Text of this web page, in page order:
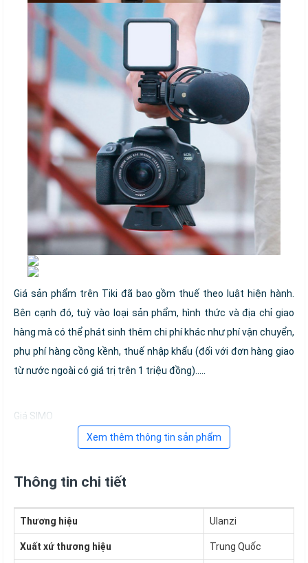
Giá sản phẩm trên Tiki đã bao gồm thuế theo luật hiện hành.
Bên cạnh đó, tuỳ vào loại sản phẩm, hình thức và địa chỉ giao
hàng mà có thể phát sinh thêm chi phí khác như phí vận chuyển,
phụ phí hàng cồng kềnh, thuế nhập khẩu (đối với đơn hàng giao
từ nước ngoài có giá trị trên 1 triệu đồng).....
Giá SIMO
Xem thêm thông tin sản phẩm
Thông tin chi tiết
Thương hiệu Ulanzi
Xuất xứ thương hiệu Trung Quốc